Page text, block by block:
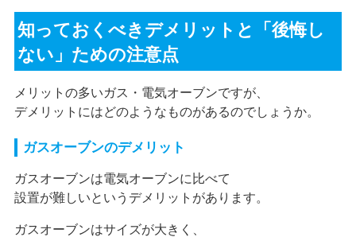
知っておくべきデメリットと「後悔し
ない」ための注意点
メリットの多いガス・電気オーブンですが、
デメリットにはどのようなものがあるのでしょうか。
ガスオーブンのデメリット
ガスオーブンは電気オーブンに比べて
設置が難しいというデメリットがあります。
ガスオーブンはサイズが大きく、